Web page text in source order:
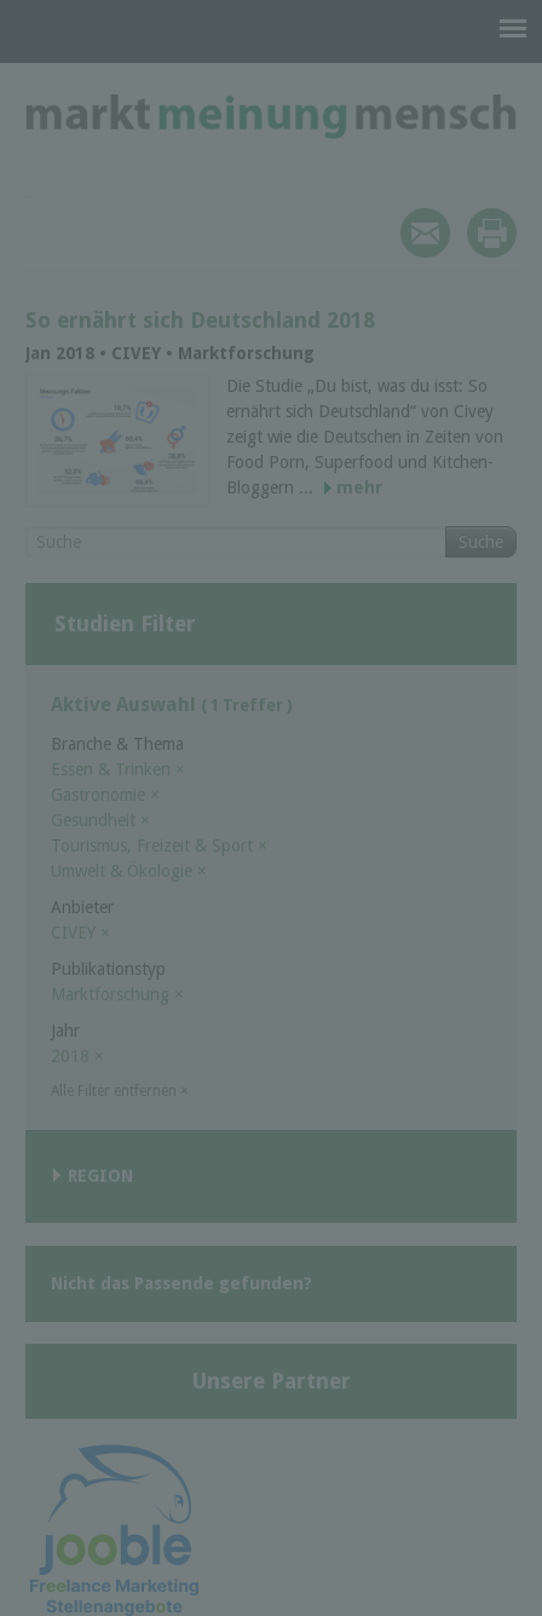
So ernährt sich Deutschland 2018
Jan 2018 • CIVEY • Marktforschung
Die Studie „Du bist, was du isst: So
ernährt sich Deutschland“ von Civey
zeigt wie die Deutschen in Zeiten von
Food Porn, Superfood und Kitchen-
Bloggern ...
mehr
Suche
Studien Filter
Aktive Auswahl ( 1 Treffer )
Branche & Thema
Essen & Trinken ×
Gastronomie ×
Gesundheit ×
Tourismus, Freizeit & Sport ×
Umwelt & Ökologie ×
Anbieter
CIVEY
×
Publikationstyp
Marktforschung ×
Jahr
2018 ×
REGION
Nicht das Passende gefunden?
Unsere Partner